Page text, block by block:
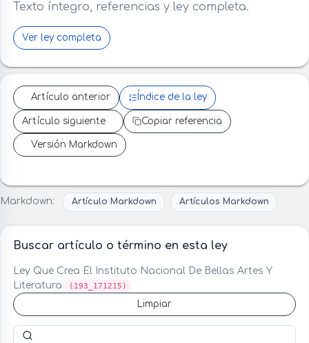
Texto íntegro, referencias y ley completa.
Ver ley completa
Artículo anterior Índice de la ley
Artículo siguiente Copiar referencia
Versión Markdown
Markdown: Artículo Markdown Artículos Markdown
Buscar artículo o término en esta ley
Ley Que Crea El Instituto Nacional De Bellas Artes Y
Literatura
(193_171215)
Limpiar
Buscar artículo o término en esta ley